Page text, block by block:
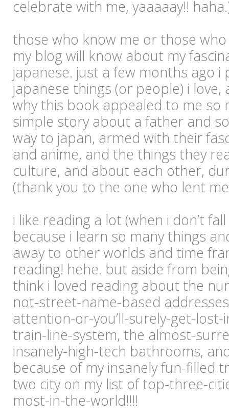
celebrate with me, yaaaaay!!
those who know me or those
my blog will know about my
japanese. just a few months ago i
japanese things (or people) i love,
why this book appealed to me so
simple story about a father and
way to japan, armed with their
and anime, and the things they
culture, and about each other,
(thank you to the one who lent
i like reading a lot (when i don’t
because i learn so many things
away to other worlds and time
reading! hehe. but aside from
think i loved reading about the
not-street-name-based
attention-or-you’ll-surely-get-
train-line-system, the almost-
insanely-high-tech bathrooms,
because of my insanely fun-filled
two city on my list of top-three-
most-in-the-world!!!!